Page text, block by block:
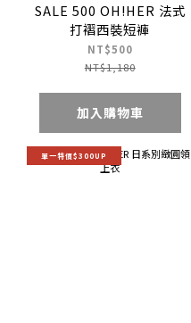
SALE 500 OH!HER 法式
打褶西裝短褲
NT$500
NT$1,180
加入購物車
單一特價$300UP